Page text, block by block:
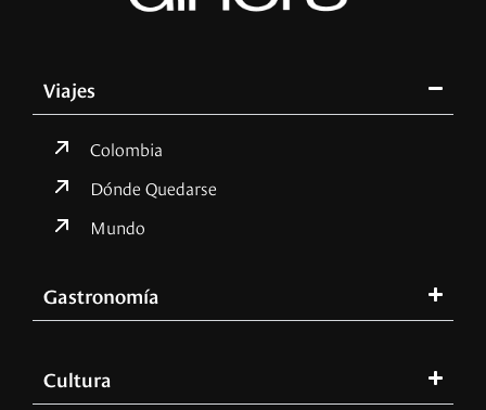
Viajes
Colombia
Dónde Quedarse
Mundo
Gastronomía
Cultura